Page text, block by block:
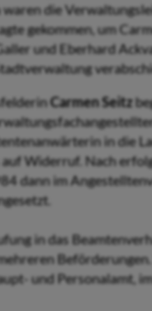
die
gekommen, um
und Eberhard
Carmen Seitz
in die
Widerruf. Nach
dann im
in das
und Personalamt,